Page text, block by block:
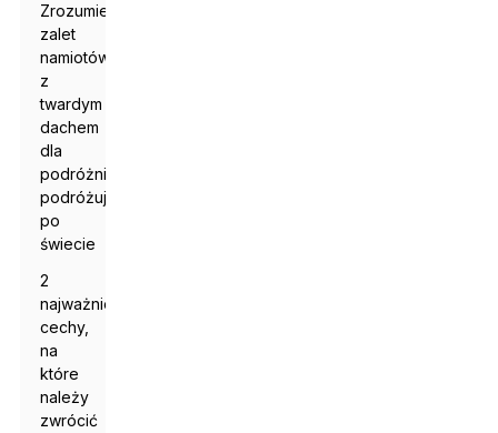
Zrozumienie
zalet
namiotów
z
twardym
dachem
dla
podróżników
podróżujących
po
świecie
2
najważniejsze
cechy,
na
które
należy
zwrócić